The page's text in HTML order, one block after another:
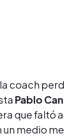
coach
Pablo
que faltó
medio